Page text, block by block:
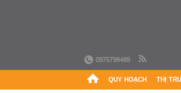
0975798489
QUY HOẠCH THỊ